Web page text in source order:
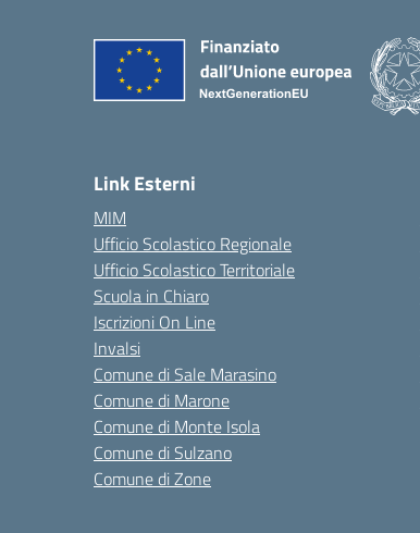
Link Esterni
MIM
Ufficio Scolastico Regionale
Ufficio Scolastico Territoriale
Scuola in Chiaro
Iscrizioni On Line
Invalsi
Comune di Sale Marasino
Comune di Marone
Comune di Monte Isola
Comune di Sulzano
Comune di Zone